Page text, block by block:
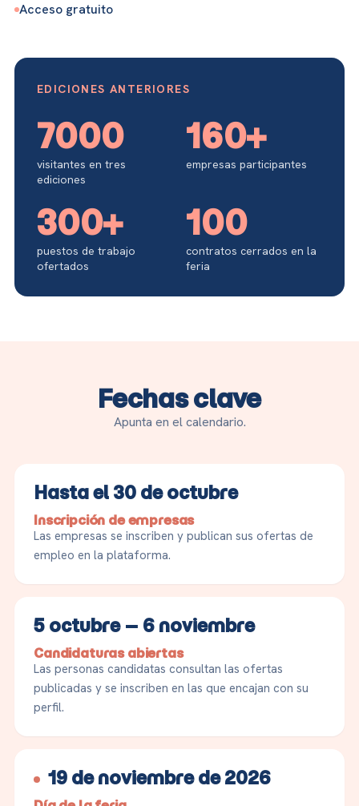
Acceso gratuito
EDICIONES ANTERIORES
7000
visitantes en tres
ediciones
160+
empresas participantes
300+
puestos de trabajo
ofertados
100
contratos cerrados en la
feria
Fechas clave
Apunta en el calendario.
Hasta el 30 de octubre
Inscripción de empresas
Las empresas se inscriben y publican sus ofertas de
empleo en la plataforma.
5 octubre – 6 noviembre
Candidaturas abiertas
Las personas candidatas consultan las ofertas
publicadas y se inscriben en las que encajan con su
perfil.
19 de noviembre de 2026